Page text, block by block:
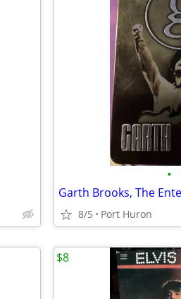
•
Garth Brooks, The
8/5 Port Huron
$8